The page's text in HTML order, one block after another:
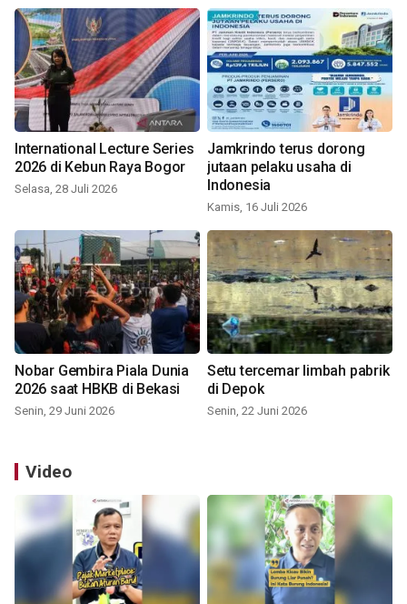
International Lecture Series
2026 di Kebun Raya Bogor
Selasa, 28 Juli 2026
Jamkrindo terus dorong
jutaan pelaku usaha di
Indonesia
Kamis, 16 Juli 2026
Nobar Gembira Piala Dunia
2026 saat HBKB di Bekasi
Senin, 29 Juni 2026
Setu tercemar limbah pabrik
di Depok
Senin, 22 Juni 2026
Video